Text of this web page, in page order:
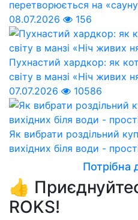
перетворюється на
08.07.2026
156
Пухнастий хардкор: як
світу в манзі «Ніч живих
07.07.2026
10586
Як вибрати роздільний
вихідних біля води -
Потрібна
👍
ROKS!